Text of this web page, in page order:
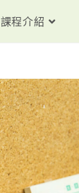
課程介紹